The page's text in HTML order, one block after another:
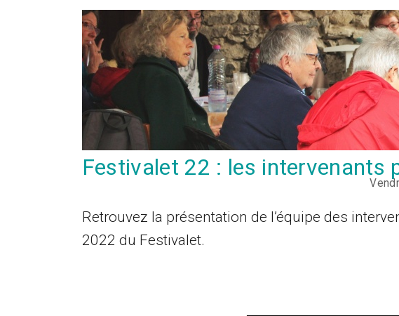
Festivalet 22 : les intervenants
Retrouvez la présentation de l’équipe des
2022 du Festivalet.